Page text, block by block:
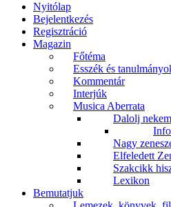
Nyitólap
Bejelentkezés
Regisztráció
Magazin
Főtéma
Esszék és
Kommentár
Interjúk
Musica Aberrata
Dalolj nekem
Nagy
Elfeledett
Szakcikk
Lexikon
Bemutatjuk